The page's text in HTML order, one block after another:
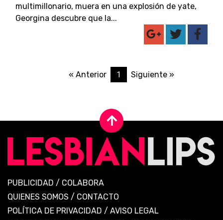
multimillonario, muera en una explosión de yate,
Georgina descubre que la...
« Anterior 1 Siguiente »
PUBLICIDAD / COLABORA
QUIENES SOMOS / CONTACTO
POLÍTICA DE PRIVACIDAD / AVISO LEGAL